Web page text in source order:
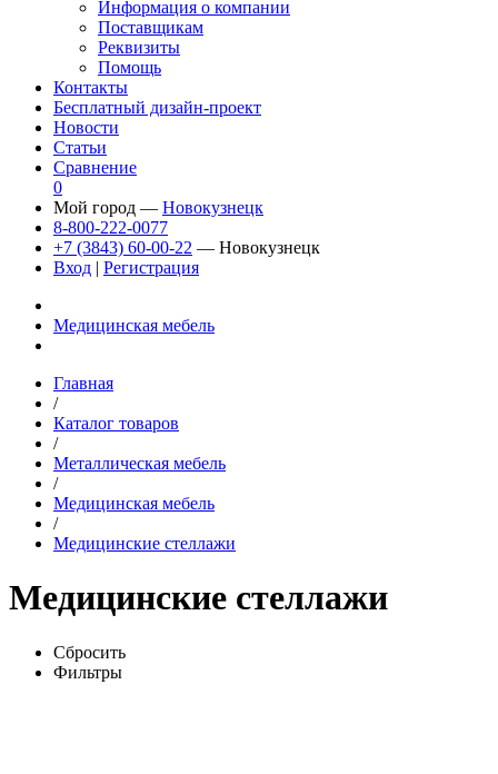
Информация о компании
Поставщикам
Реквизиты
Помощь
Контакты
Бесплатный дизайн-проект
Новости
Статьи
Сравнение
0
Мой город — Новокузнецк
8-800-222-0077
+7 (3843) 60-00-22 — Новокузнецк
Вход | Регистрация
Медицинская мебель
Главная
/
Каталог товаров
/
Металлическая мебель
/
Медицинская мебель
/
Медицинские стеллажи
Медицинские стеллажи
Сбросить
Фильтры